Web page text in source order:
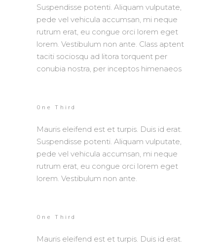
Suspendisse potenti. Aliquam vulputate,
pede vel vehicula accumsan, mi neque
rutrum erat, eu congue orci lorem eget
lorem. Vestibulum non ante. Class aptent
taciti sociosqu ad litora torquent per
conubia nostra, per inceptos himenaeos
One Third
Mauris eleifend est et turpis. Duis id erat.
Suspendisse potenti. Aliquam vulputate,
pede vel vehicula accumsan, mi neque
rutrum erat, eu congue orci lorem eget
lorem. Vestibulum non ante.
One Third
Mauris eleifend est et turpis. Duis id erat.